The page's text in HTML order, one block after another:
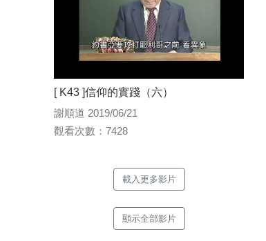
[ K43 ]信仰的實踐（六）
謝順道 2019/06/21
觀看次數：7428
載入更多影片
顯示全部影片